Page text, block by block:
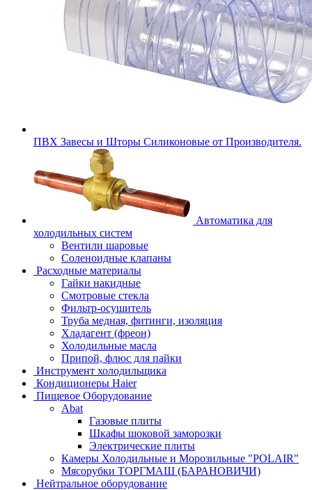
ПВХ Завесы и Шторы Силиконовые от Производителя.
Автоматика для
холодильных систем
Вентили шаровые
Соленоидные клапаны
Расходные материалы
Гайки накидные
Смотровые стекла
Фильтр-осушитель
Труба медная, фитинги, изоляция
Хладагент (фреон)
Холодильные масла
Припой, флюс для пайки
Инструмент холодильщика
Кондиционеры Haier
Пищевое Оборудование
Abat
Газовые плиты
Шкафы шоковой заморозки
Электрические плиты
Камеры Холодильные и Морозильные "POLAIR"
Мясорубки ТОРГМАШ (БАРАНОВИЧИ)
Нейтральное оборудование